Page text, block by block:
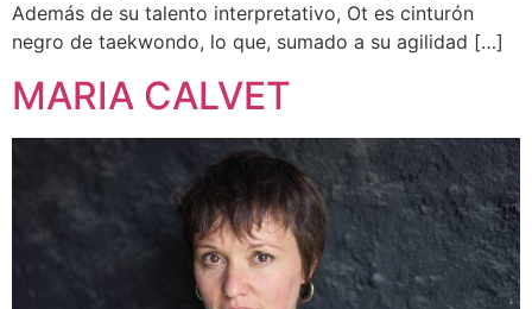
Además de su talento interpretativo, Ot es cinturón
negro de taekwondo, lo que, sumado a su agilidad […]
MARIA CALVET